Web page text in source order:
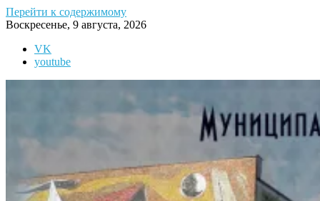
Перейти к содержимому
Воскресенье, 9 августа, 2026
VK
youtube